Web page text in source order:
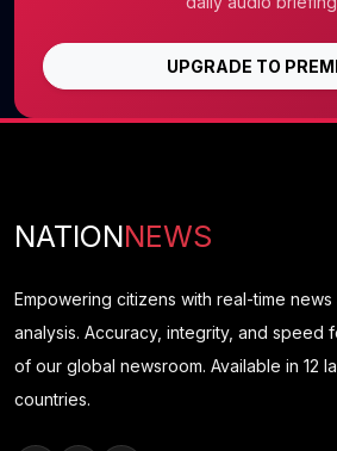
UPGRADE TO
NATIONNEWS
Empowering citizens with real-time
analysis. Accuracy, integrity, and speed
of our global newsroom. Available in 12
countries.